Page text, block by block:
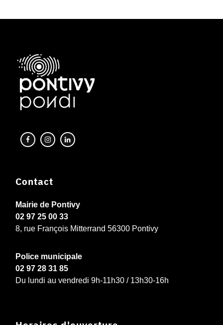
Contact
Mairie de Pontivy
02 97 25 00 33
8, rue François Mitterrand 56300 Pontivy
Police municipale
02 97 28 31 85
Du lundi au vendredi 9h-11h30 / 13h30-16h